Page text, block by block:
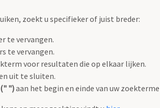
zoekt u specifieker of juist breder:
te vervangen.
te vervangen.
voor resultaten die op elkaar lijken.
uit te sluiten.
")aan het begin en einde van uw